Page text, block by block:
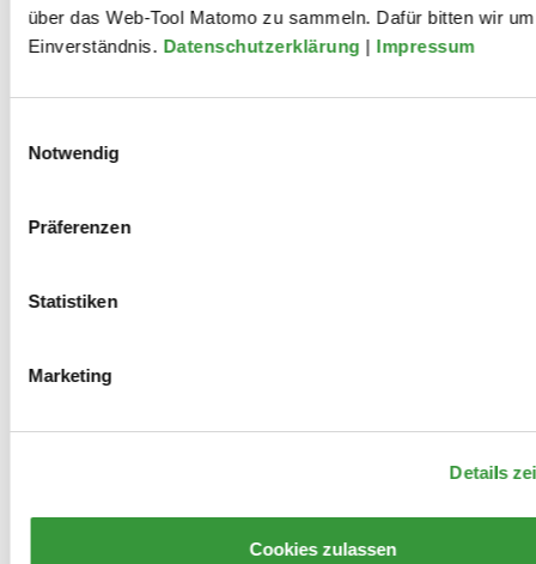
über das Web-Tool Matomo zu sammeln. Dafür bitten wir
Einverständnis. Datenschutzerklärung | Impressum
Notwendig
Präferenzen
Statistiken
Marketing
Details
Cookies zulassen